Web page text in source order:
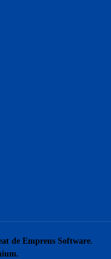
de Empreus Software.